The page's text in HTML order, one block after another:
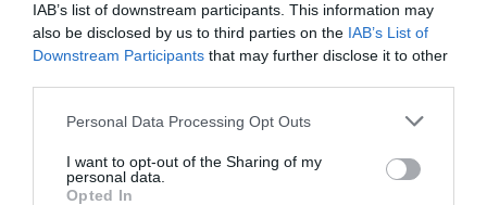
IAB’s list of downstream participants. This information may
also be disclosed by us to third parties on the IAB’s List of
Downstream Participants that may further disclose it to other
Personal Data Processing Opt Outs
I want to opt-out of the Sharing of my
personal data.
Opted In
Índex2P
ACTIVAR AHORA